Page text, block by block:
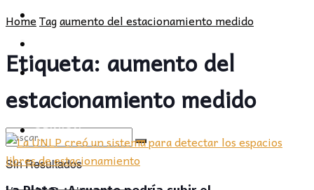
CULTURA
OPINIÓN
Sin Resultados
PROVINCIA
SOCIEDAD
CULTURA
OPINIÓN
HomeTagaumento del estacionamiento medido
Etiqueta: aumento del
estacionamiento medido